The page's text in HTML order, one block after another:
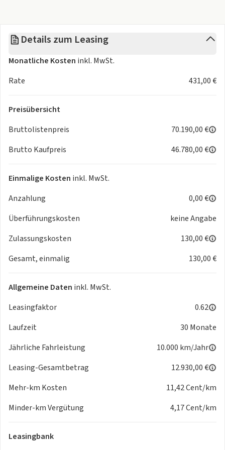
- Airbag Fahrer und Beifahrer
- Beifahrerairbag deaktivierbar
- Doppelairbag
- Fahrerairbag
- Interaktionsairbag vorn
- Kopfairbagsystem
- Netztrennwand
- Reifendruckkontrolle
- Seitenairbags vorne
- Spurverlassenswarnung
- Wegfahrsperre
- 7-Gang-Automatikgetriebe
- Multifunktionslederlenkrad mit Schaltwippen
- Rückfahrkamera
- Klimaautomatik Climatronic 3-Zonen
- Elektrische Zusatzheizung
- Lenkradeinstellung manuell
- 4-Wege-Lendenwirbelstütze
- Drive select
- Fernlichtassistent
- Funkschlüssel ohne Safelock
- Mittelarmlehne vorn
Details zum Leasing
Monatliche Kosten inkl. MwSt.
Rate
431,00 €
Preisübersicht
Bruttolistenpreis
70.190,00 €
Brutto Kaufpreis
46.780,00 €
Einmalige Kosten inkl. MwSt.
Anzahlung
0,00 €
Überführungskosten
keine Angabe
Zulassungskosten
130,00 €
Gesamt, einmalig
130,00 €
Allgemeine Daten inkl. MwSt.
Leasingfaktor
0.62
Laufzeit
30 Monate
Jährliche Fahrleistung
10.000 km/Jahr
Leasing-Gesamtbetrag
12.930,00 €
Mehr-km Kosten
11,42 Cent/km
Minder-km Vergütung
4,17 Cent/km
Leasingbank